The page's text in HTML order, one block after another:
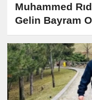
Muhammed
Gelin Bayram